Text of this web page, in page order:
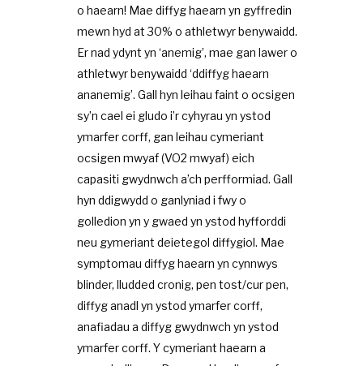
o haearn! Mae diffyg haearn yn gyffredin
mewn hyd at 30% o athletwyr benywaidd.
Er nad ydynt yn ‘anemig’, mae gan lawer o
athletwyr benywaidd ‘ddiffyg haearn
ananemig’. Gall hyn leihau faint o ocsigen
sy’n cael ei gludo i’r cyhyrau yn ystod
ymarfer corff, gan leihau cymeriant
ocsigen mwyaf (VO2 mwyaf) eich
capasiti gwydnwch a’ch perfformiad. Gall
hyn ddigwydd o ganlyniad i fwy o
golledion yn y gwaed yn ystod hyfforddi
neu gymeriant deietegol diffygiol. Mae
symptomau diffyg haearn yn cynnwys
blinder, lludded cronig, pen tost/cur pen,
diffyg anadl yn ystod ymarfer corff,
anafiadau a diffyg gwydnwch yn ystod
ymarfer corff. Y cymeriant haearn a